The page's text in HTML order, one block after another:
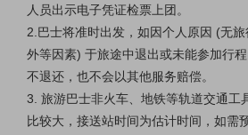
人员出示电子凭证检票上团。
2.巴士将准时出发，如因个人原因 (无
外等因素) 于旅途中退出或未能参加行
不退还，也不会以其他服务赔偿。
3. 旅游巴士非火车、地铁等轨道交通工
比较大，接送站时间为估计时间，如需